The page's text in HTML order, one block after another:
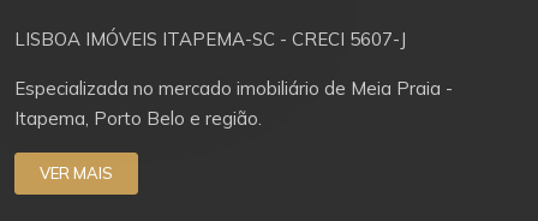
LISBOA IMÓVEIS ITAPEMA-SC - CRECI 5607-J
Especializada no mercado imobiliário de Meia Praia -
Itapema, Porto Belo e região.
VER MAIS